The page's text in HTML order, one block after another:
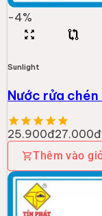
-4%
Sunlight
Nước rửa
25.900đ27.000đ
Thêm vào